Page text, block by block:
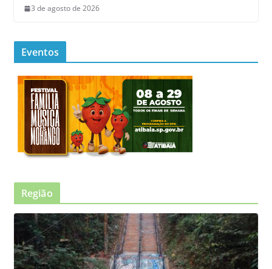
3 de agosto de 2026
Eventos
Região